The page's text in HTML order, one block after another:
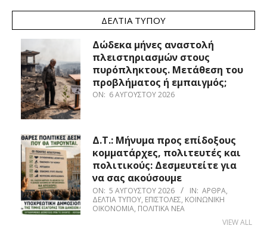
ΔΕΛΤΊΑ ΤΎΠΟΥ
Δώδεκα μήνες αναστολή
πλειστηριασμών στους
πυρόπληκτους. Μετάθεση του
προβλήματος ή εμπαιγμός;
ON: 6 ΑΥΓΟΎΣΤΟΥ 2026
Δ.Τ.: Μήνυμα προς επίδοξους
κομματάρχες, πολιτευτές και
πολιτικούς: Δεσμευτείτε για
να σας ακούσουμε
ON: 5 ΑΥΓΟΎΣΤΟΥ 2026 IN: ΆΡΘΡΑ,
ΔΕΛΤΊΑ ΤΎΠΟΥ, ΕΠΙΣΤΟΛΈΣ, ΚΟΙΝΩΝΙΚΉ
ΟΙΚΟΝΟΜΊΑ, ΠΟΛΙΤΙΚΆ ΝΈΑ
VIEW ALL